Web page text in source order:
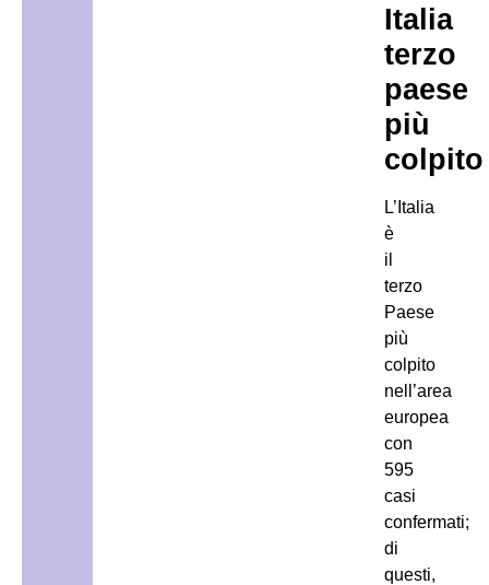
Italia
terzo
paese
più
colpito
L’Italia
è
il
terzo
Paese
più
colpito
nell’area
europea
con
595
casi
confermati;
di
questi,